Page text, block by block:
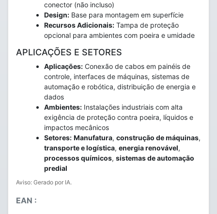
conector (não incluso)
Design: Base para montagem em superfície
Recursos Adicionais: Tampa de proteção
opcional para ambientes com poeira e umidade
APLICAÇÕES E SETORES
Aplicações: Conexão de cabos em painéis de
controle, interfaces de máquinas, sistemas de
automação e robótica, distribuição de energia e
dados
Ambientes: Instalações industriais com alta
exigência de proteção contra poeira, líquidos e
impactos mecânicos
Setores: Manufatura, construção de máquinas,
transporte e logística, energia renovável,
processos químicos, sistemas de automação
predial
Aviso: Gerado por IA.
EAN :